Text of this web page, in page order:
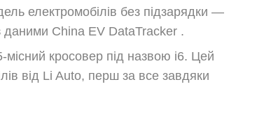
електромобілів без підзарядки —
даними China EV DataTracker .
кросовер під назвою i6. Цей
від Li Auto, перш за все завдяки